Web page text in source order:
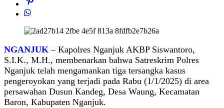
NGANJUK – Kapolres Nganjuk AKBP Siswantoro,
S.I.K., M.H., membenarkan bahwa Satreskrim Polres
Nganjuk telah mengamankan tiga tersangka kasus
pengeroyokan yang terjadi pada Rabu (1/1/2025) di area
persawahan Dusun Kandeg, Desa Waung, Kecamatan
Baron, Kabupaten Nganjuk.